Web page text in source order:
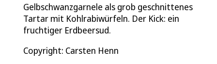
Gelbschwanzgarnele als grob geschnittenes
Tartar mit Kohlrabiwürfeln. Der Kick: ein
fruchtiger Erdbeersud.
Copyright: Carsten Henn